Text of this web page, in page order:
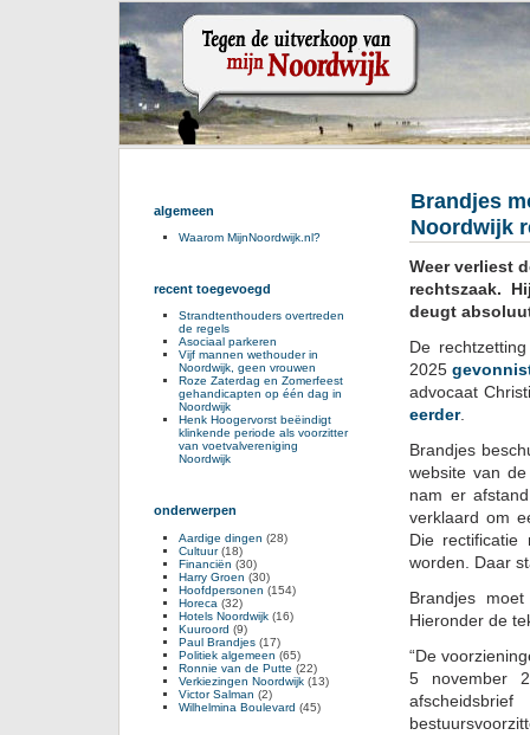
Brandjes
Noordwijk
Weer verliest
rechtszaak.
deugt
De
2025
advocaat
eerder.
Brandjes
website van
nam er
verklaard om
Die
worden. Daar
Brandjes
Hieronder de
“De
5 november
algemeen
Waarom MijnNoordwijk.nl?
recent toegevoegd
Strandtenthouders overtreden
de regels
Asociaal parkeren
Vijf mannen wethouder in
Noordwijk, geen vrouwen
Roze Zaterdag en Zomerfeest
gehandicapten op één dag in
Noordwijk
Henk Hoogervorst beëindigt
klinkende periode als voorzitter
van voetvalvereniging
Noordwijk
onderwerpen
Aardige dingen (28)
Cultuur(18)
Financiën (30)
Harry Groen (30)
Hoofdpersonen (154)
Horeca (32)
Hotels Noordwijk (16)
Kuuroord (9)
Paul Brandjes (17)
Politiek algemeen (65)
Ronnie van de Putte (22)
Verkiezingen Noordwijk (13)
Victor Salman (2)
Wilhelmina Boulevard (45)